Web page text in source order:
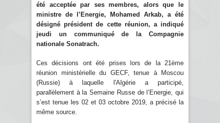
été acceptée par ses membres, alors que le
ministre de l’Energie, Mohamed Arkab, a été
désigné président de cette réunion, a indiqué
jeudi un communiqué de la Compagnie
nationale Sonatrach.
Ces décisions ont été prises lors de la 21ème
réunion ministérielle du GECF, tenue à Moscou
(Russie) à laquelle l'Algérie a participé,
parallèlement à la Semaine Russe de l’Energie, qui
s’est tenue les 02 et 03 octobre 2019, a précisé la
même source.